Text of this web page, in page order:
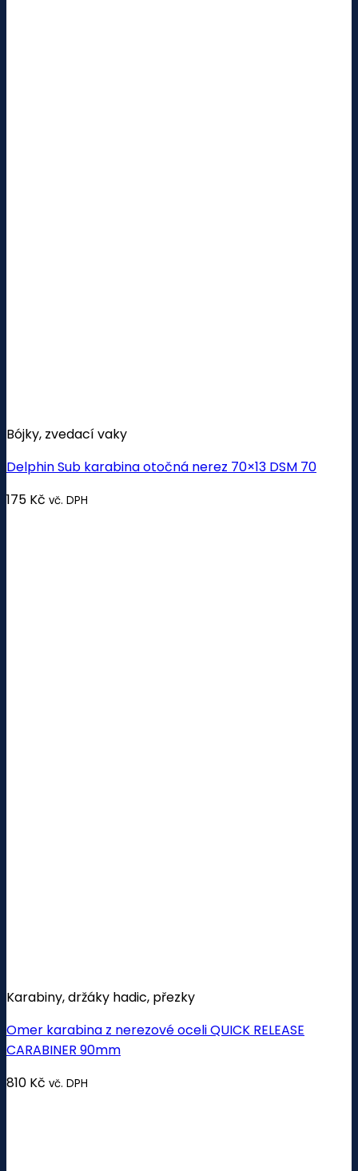
Bójky, zvedací vaky
Delphin Sub karabina otočná nerez 70×13 DSM 70
175 Kč vč. DPH
Karabiny, držáky hadic, přezky
Omer karabina z nerezové oceli QUICK RELEASE
CARABINER 90mm
810 Kč vč. DPH